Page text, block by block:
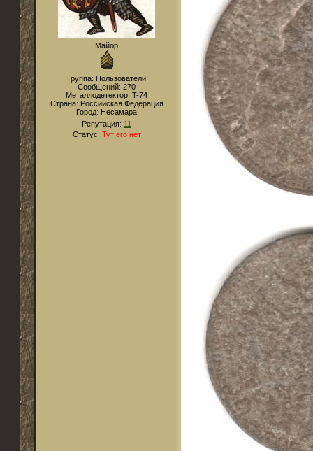
Майор
Группа: Пользователи
Сообщений: 270
Металлодетектор: T-74
Страна: Российская Федерация
Город: Несамара
Репутация: 11
Статус: Тут его нет